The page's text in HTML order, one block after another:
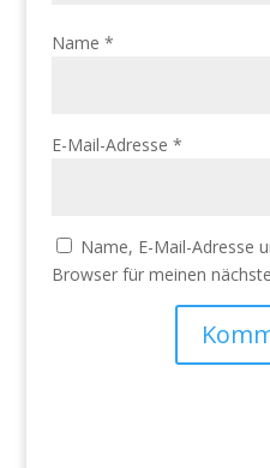
Name *
E-Mail-Adresse *
Name, E-Mail-Adresse
Browser für meinen